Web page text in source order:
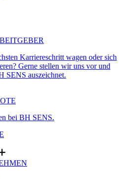
Karriereschritt wagen oder sich
Gerne stellen wir uns vor und
SENS auszeichnet.
bei BH SENS.